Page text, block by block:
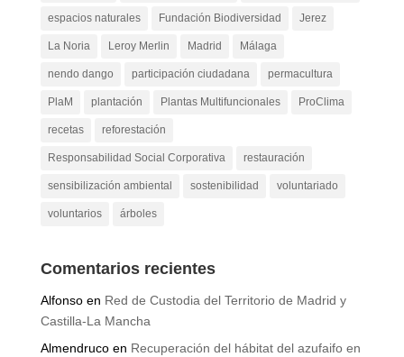
espacios naturales Fundación Biodiversidad Jerez
La Noria Leroy Merlin Madrid Málaga
nendo dango participación ciudadana permacultura
PlaM plantación Plantas Multifuncionales ProClima
recetas reforestación
Responsabilidad Social Corporativa restauración
sensibilización ambiental sostenibilidad voluntariado
voluntarios árboles
Comentarios recientes
Alfonsoen Red de Custodia del Territorio de Madrid y
Castilla-La Mancha
Almendrucoen Recuperación del hábitat del azufaifo en